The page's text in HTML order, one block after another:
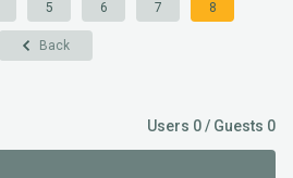
Back
5 6 7 8
Users 0 / Guests 0